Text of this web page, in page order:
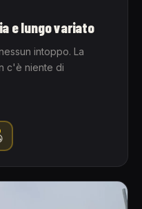
e lungo variato
intoppo. La
c'è niente di